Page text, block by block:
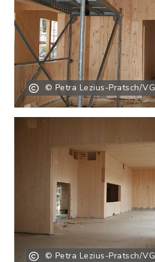
© Petra Lezius-Pratsch/VG
© Petra Lezius-Pratsch/VG